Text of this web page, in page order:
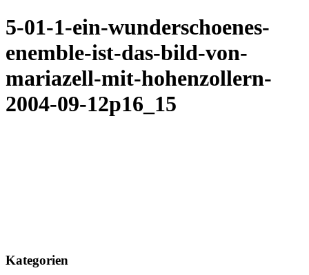
5-01-1-ein-wunderschoenes-
enemble-ist-das-bild-von-
mariazell-mit-hohenzollern-
2004-09-12p16_15
Kategorien